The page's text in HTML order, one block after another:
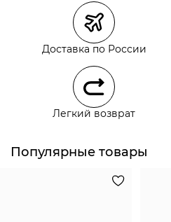
Курьерская доставка СДЭК
Самовывоз из пункта выдачи
Самовывоз из наших
Курьерская доставка СДЭК
Самовывоз из пункта
Доставка по России
Легкий возврат
Популярные товары